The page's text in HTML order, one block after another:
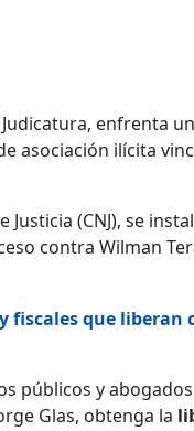
enfrenta
asociación ilícita
(CNJ), se
contra Wilman
fiscales que liberan
públicos y
Glas, obtenga la